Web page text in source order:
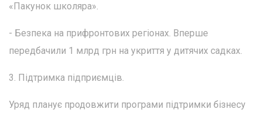
«Пакунок школяра».
- Безпека на прифронтових регіонах. Вперше
передбачили 1 млрд грн на укриття у дитячих садках.
3. Підтримка підприємців.
Уряд планує продовжити програми підтримки бізнесу